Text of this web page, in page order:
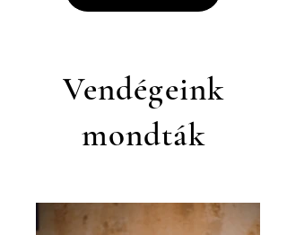
Vendégeink
mondták